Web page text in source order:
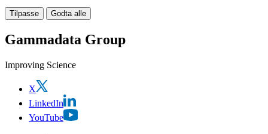
Tilpasse Godta alle
Gammadata Group
Improving Science
X
LinkedIn
YouTube